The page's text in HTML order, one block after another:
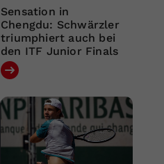
Sensation in
Chengdu: Schwärzler
triumphiert auch bei
den ITF Junior Finals